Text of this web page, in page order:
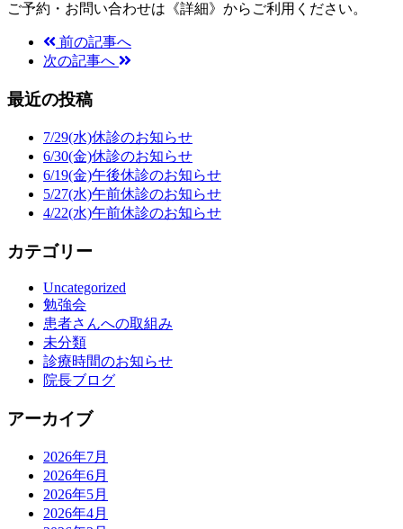
ご予約・お問い合わせは《詳細》からご利用ください。
前の記事へ
次の記事へ
最近の投稿
7/29(水)休診のお知らせ
6/30(金)休診のお知らせ
6/19(金)午後休診のお知らせ
5/27(水)午前休診のお知らせ
4/22(水)午前休診のお知らせ
カテゴリー
Uncategorized
勉強会
患者さんへの取組み
未分類
診療時間のお知らせ
院長ブログ
アーカイブ
2026年7月
2026年6月
2026年5月
2026年4月